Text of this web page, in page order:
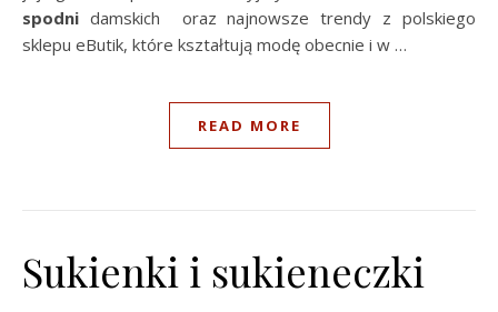
spodni damskich oraz najnowsze trendy z polskiego
sklepu eButik, które kształtują modę obecnie i w …
READ MORE
Sukienki i sukieneczki